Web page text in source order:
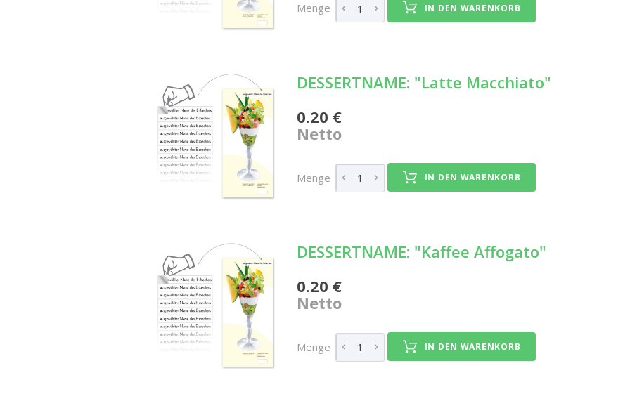
Menge IN DEN WARENKORB
DESSERTNAME: "Latte Macchiato"
0.20 €
Netto
Menge IN DEN WARENKORB
DESSERTNAME: "Kaffee Affogato"
0.20 €
Netto
Menge IN DEN WARENKORB